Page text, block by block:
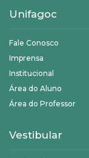
Unifagoc
Fale Conosco
Imprensa
Institucional
Área do Aluno
Área do Professor
Vestibular